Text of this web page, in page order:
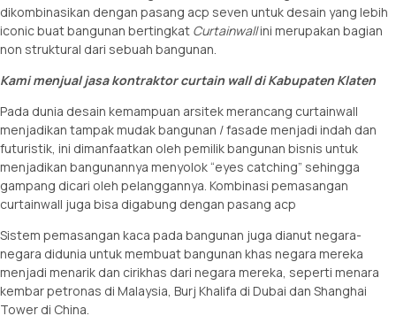
dikombinasikan dengan pasang acp seven untuk desain yang lebih
iconic buat bangunan bertingkat Curtainwallini merupakan bagian
non struktural dari sebuah bangunan.
Kami menjual jasa kontraktor curtain wall di Kabupaten Klaten
Pada dunia desain kemampuan arsitek merancang curtainwall
menjadikan tampak mudak bangunan / fasade menjadi indah dan
futuristik, ini dimanfaatkan oleh pemilik bangunan bisnis untuk
menjadikan bangunannya menyolok “eyes catching” sehingga
gampang dicari oleh pelanggannya. Kombinasi pemasangan
curtainwall juga bisa digabung dengan pasang acp
Sistem pemasangan kaca pada bangunan juga dianut negara-
negara didunia untuk membuat bangunan khas negara mereka
menjadi menarik dan cirikhas dari negara mereka, seperti menara
kembar petronas di Malaysia, Burj Khalifa di Dubai dan Shanghai
Tower di China.